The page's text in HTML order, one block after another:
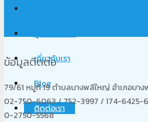
เกี่ยวกับเรา
Blog
ติดต่อเรา
ข้อมูลติดต่อ
79/61 หมู่ที่ 19 ตำบลบางพลีใหญ่ อำเภอบา
02-750-6063 / 752-3997 / 174-6425-6
0-2750-5568